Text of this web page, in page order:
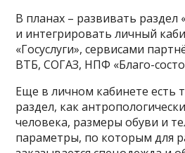
В планах – развивать
и интегрировать личный
«Госуслуги», ­сервисами
ВТБ, СОГАЗ, НПФ «Благо-
Еще в личном кабинете есть
раздел, как
человека, размеры обуви и
параметры, по которым для